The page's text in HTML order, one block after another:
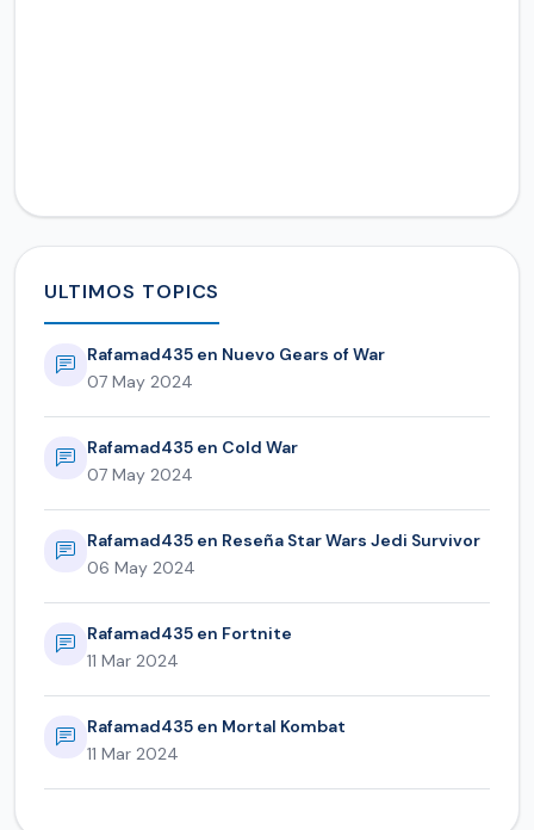
ULTIMOS TOPICS
Rafamad435 en Nuevo Gears of War
07 May 2024
Rafamad435 en Cold War
07 May 2024
Rafamad435 en Reseña Star Wars Jedi Survivor
06 May 2024
Rafamad435 en Fortnite
11 Mar 2024
Rafamad435 en Mortal Kombat
11 Mar 2024